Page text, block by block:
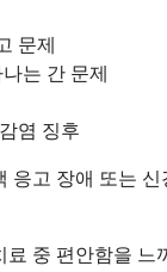
문제
는 간 문제
염 징후
고 장애 또는
중 편안함을